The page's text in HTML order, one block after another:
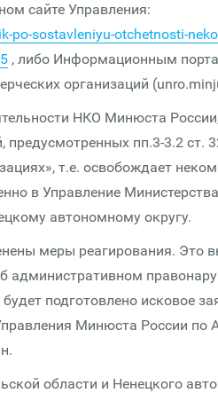
сайте Управления:
sostavleniyu-otchetnosti-
, либо Информационным
организаций
НКО Минюста
пп.3-3.2 ст.
т.е. освобождает
в Управление
автономному округу.
меры реагирования. Это
административном
подготовлено исковое
Минюста России по
области и Ненецкого